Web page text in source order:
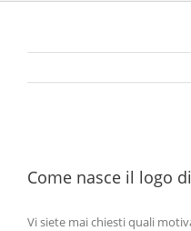
Come nasce il logo
Vi siete mai chiesti quali